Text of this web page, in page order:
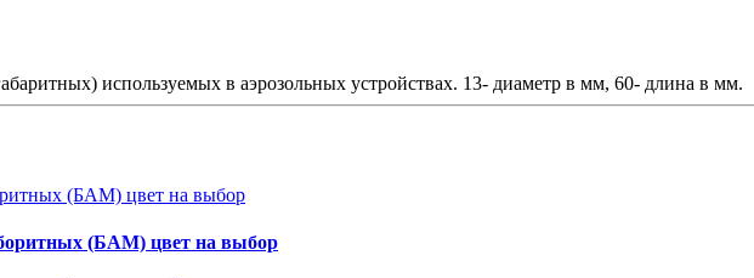
используемых в аэрозольных устройствах. 13- диаметр в мм, 60- длина в мм.
(БАМ) цвет на выбор